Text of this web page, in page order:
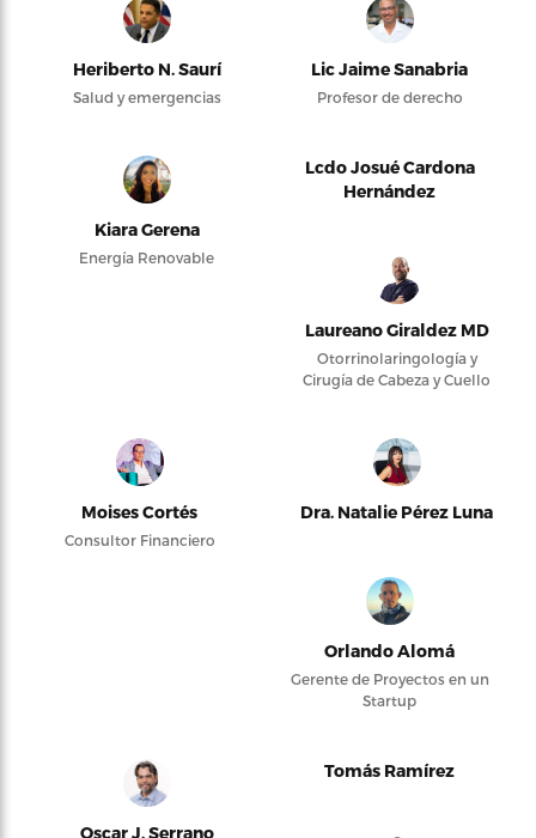
Heriberto N. Saurí
Salud y emergencias
Lic Jaime Sanabria
Profesor de derecho
Kiara Gerena
Energía Renovable
Lcdo Josué Cardona
Hernández
Laureano Giraldez MD
Otorrinolaringología y
Cirugía de Cabeza y Cuello
Moises Cortés
Consultor Financiero
Dra. Natalie Pérez Luna
Orlando Alomá
Gerente de Proyectos en un
Startup
Oscar J. Serrano
Tomás Ramírez